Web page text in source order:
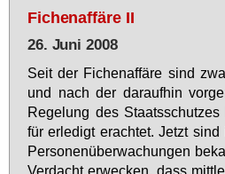
Fichenaffäre II
26. Juni 2008
Seit der Fi­chen­af­fä­re sind
und nach der dar­auf­hin
Re­ge­lung des
für er­le­digt er­ach­tet. Jetzt
Per­so­nen­über­wa­chun­gen
Ver­dacht er­we­cken, dass